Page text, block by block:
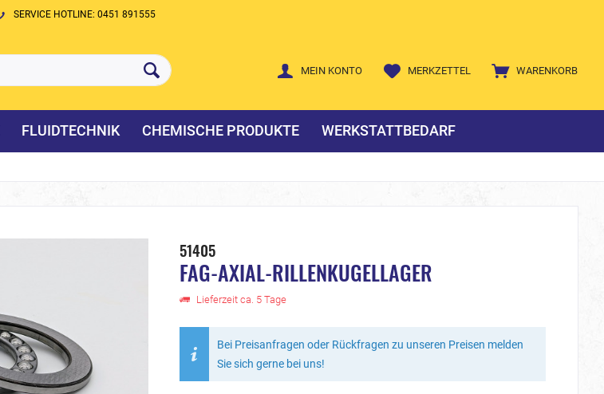
SERVICE HOTLINE: 0451 891555
WARENKORB
MERKZETTEL
MEIN KONTO
FLUIDTECHNIK CHEMISCHE PRODUKTE WERKSTATTBEDARF
51405
FAG-AXIAL-RILLENKUGELLAGER
Lieferzeit ca. 5 Tage
Bei Preisanfragen oder Rückfragen zu unseren Preisen melden
Sie sich gerne bei uns!